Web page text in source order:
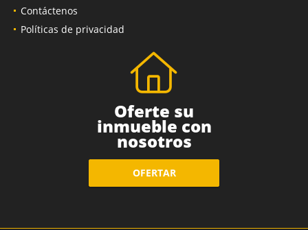
Contáctenos
Políticas de privacidad
Oferte su
inmueble con
nosotros
OFERTAR